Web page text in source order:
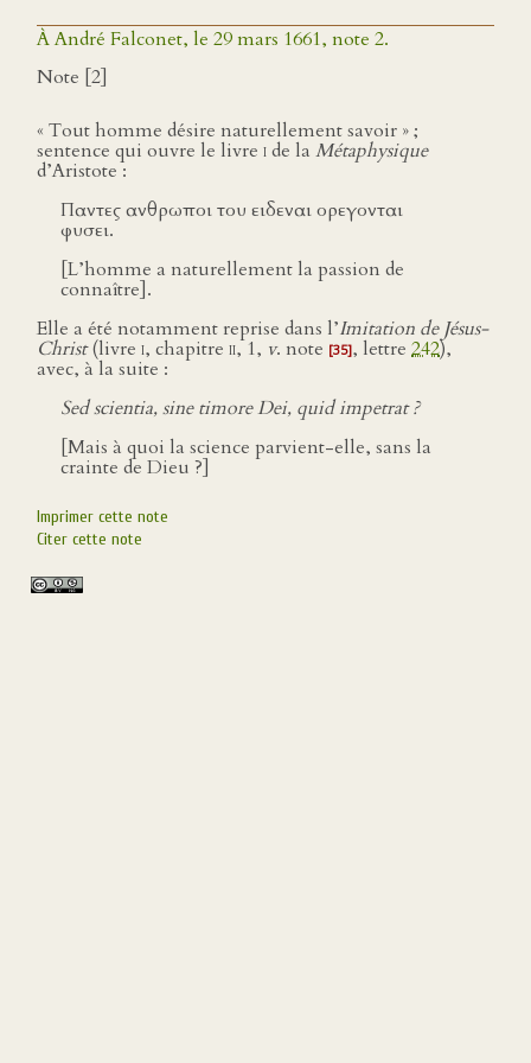
À André Falconet, le 29 mars 1661, note 2.
Note [2]
« Tout homme désire naturellement savoir » ;
sentence qui ouvre le livre ide la Métaphysique
d’Aristote :
Παντες ανθρωποι του ειδεναι ορεγονται
φυσει.
[L’homme a naturellement la passion de
connaître].
Elle a été notamment reprise dans l’Imitation de Jésus-
Christ(livre i, chapitre ii, 1, v. note [35], lettre 242),
avec, à la suite :
Sed scientia, sine timore Dei, quid impetrat ?
[Mais à quoi la science parvient-elle, sans la
crainte de Dieu ?]
Imprimer cette note
Citer cette note